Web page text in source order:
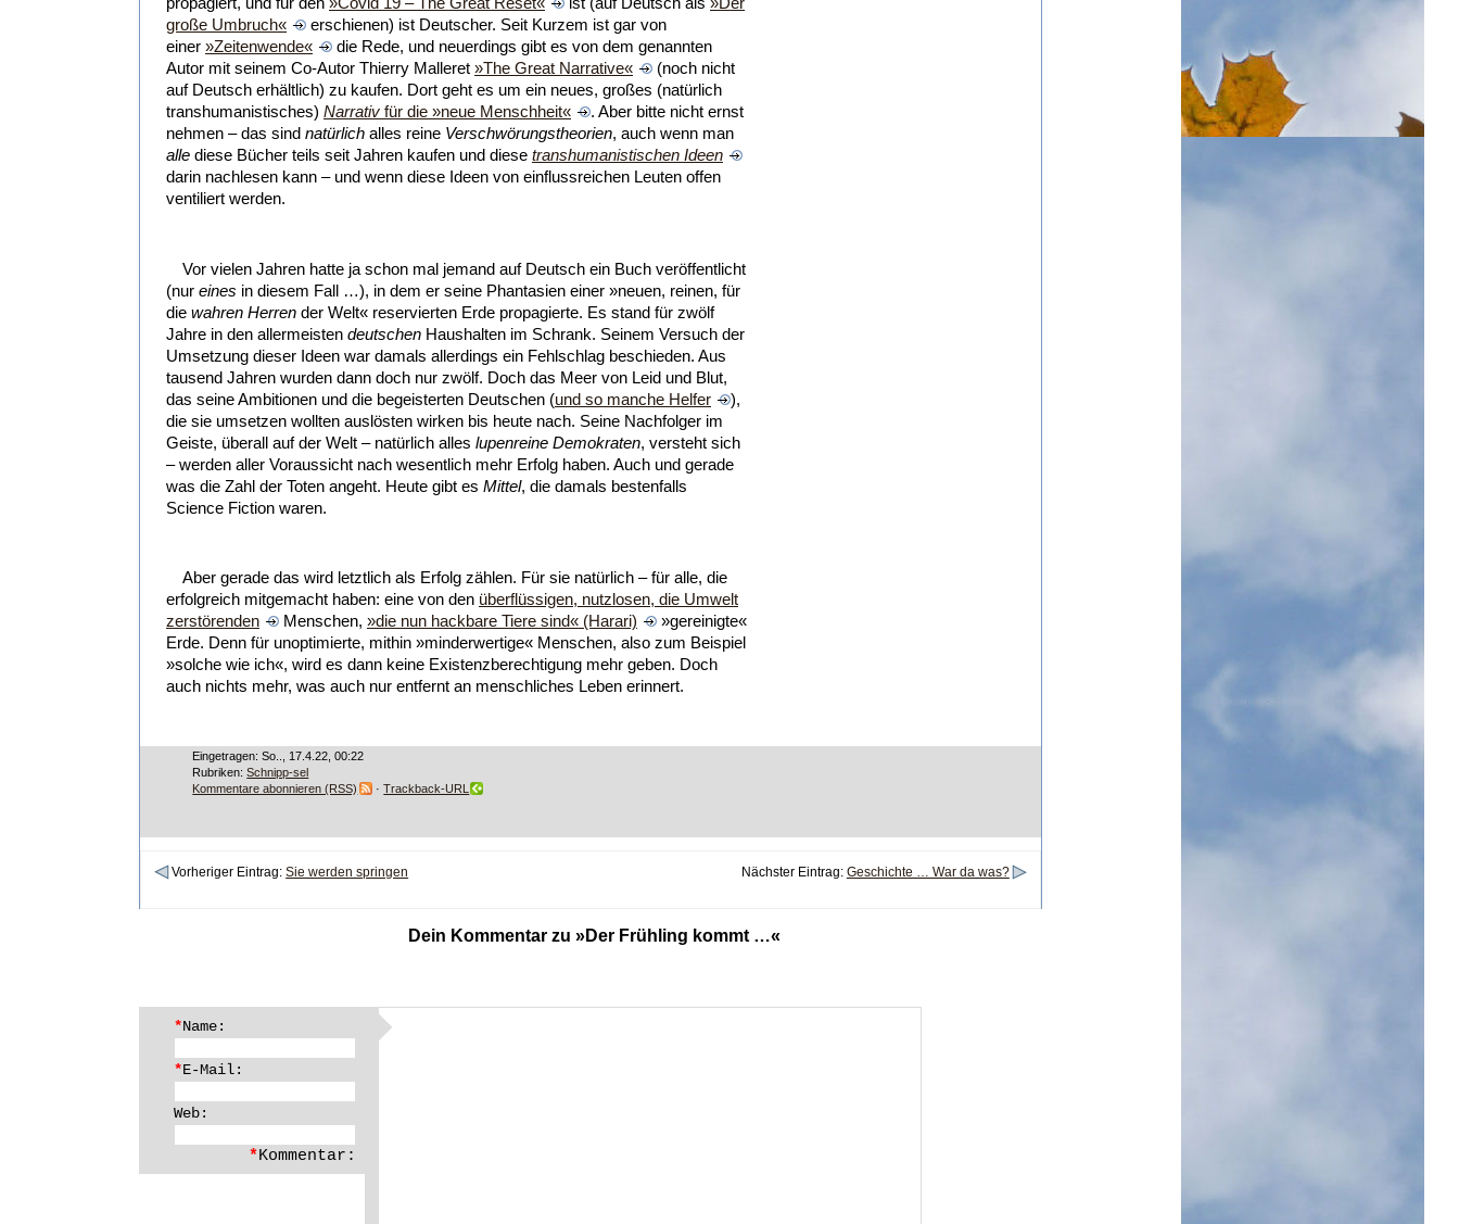
große Umbruch«
erschienen) ist Deutscher. Seit Kurzem ist gar von
einer »Zeitenwende«
die Rede, und neuerdings gibt es von dem genannten
Autor mit seinem Co-Autor Thierry Malleret »The Great Narrative«
(noch nicht
auf Deutsch erhältlich) zu kaufen. Dort geht es um ein neues, großes (natürlich
transhumanistisches) Narrativ für die »neue Menschheit«
. Aber bitte nicht ernst
nehmen – das sind natürlich alles reine Verschwörungstheorien, auch wenn man
alle diese Bücher teils seit Jahren kaufen und diese transhumanistischen Ideen
darin nachlesen kann – und wenn diese Ideen von einflussreichen Leuten offen
ventiliert werden.
Vor vielen Jahren hatte ja schon mal jemand auf Deutsch ein Buch veröffentlicht
(nur eines in diesem Fall …), in dem er seine Phantasien einer »neuen, reinen, für
die wahren Herren der Welt« reservierten Erde propagierte. Es stand für zwölf
Jahre in den allermeisten deutschen Haushalten im Schrank. Seinem Versuch der
Umsetzung dieser Ideen war damals allerdings ein Fehlschlag beschieden. Aus
tausend Jahren wurden dann doch nur zwölf. Doch das Meer von Leid und Blut,
das seine Ambitionen und die begeisterten Deutschen (und so manche Helfer
),
die sie umsetzen wollten auslösten wirken bis heute nach. Seine Nachfolger im
Geiste, überall auf der Welt – natürlich alles lupenreine Demokraten, versteht sich
– werden aller Voraussicht nach wesentlich mehr Erfolg haben. Auch und gerade
was die Zahl der Toten angeht. Heute gibt es Mittel, die damals bestenfalls
Science Fiction waren.
Aber gerade das wird letztlich als Erfolg zählen. Für sie natürlich – für alle, die
erfolgreich mitgemacht haben: eine von den überflüssigen, nutzlosen, die Umwelt
zerstörenden
Menschen, »die nun hackbare Tiere sind« (Harari)
»gereinigte«
Erde. Denn für unoptimierte, mithin »minderwertige« Menschen, also zum Beispiel
»solche wie ich«, wird es dann keine Existenzberechtigung mehr geben. Doch
auch nichts mehr, was auch nur entfernt an menschliches Leben erinnert.
Eingetragen: So.., 17.4.22, 00:22
Rubriken:Schnipp-sel
Kommentare abonnieren (RSS)
·Trackback-URL
Vorheriger Eintrag:Sie werden springen Nächster Eintrag: Geschichte … War da was?
Dein Kommentar zu »Der Frühling kommt …«
*Name:
*E-Mail:
Web:
*Kommentar: